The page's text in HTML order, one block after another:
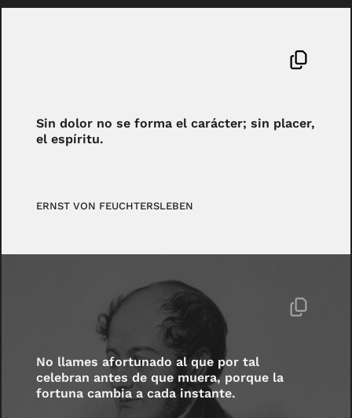
Sin dolor no se forma el carácter; sin placer,
el espíritu.
ERNST VON FEUCHTERSLEBEN
No llames afortunado al que por tal
celebran antes de que muera, porque la
fortuna cambia a cada instante.